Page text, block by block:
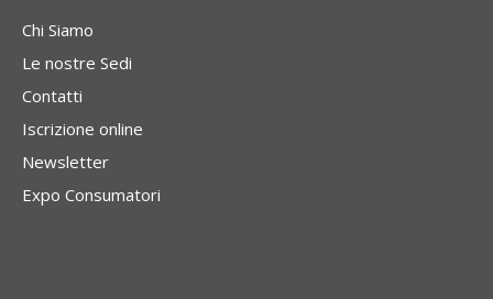
Chi Siamo
Le nostre Sedi
Contatti
Iscrizione online
Newsletter
Expo Consumatori